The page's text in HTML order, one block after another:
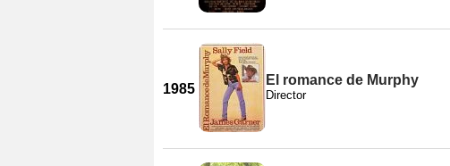
1985
El romance de Murphy
Director